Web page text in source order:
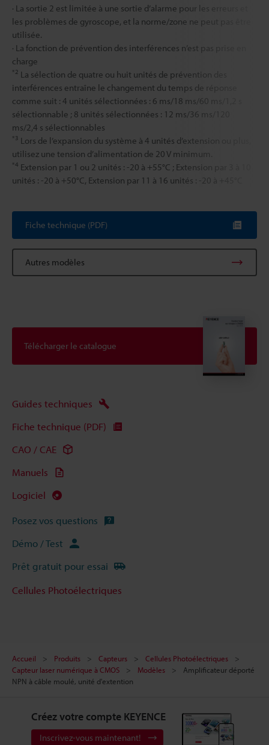
· La sortie 2 est limitée à une sortie d’alarme pour les erreurs et
les problèmes de gyroscope, et la norme/zone ne peut pas être
utilisée.
· La fonction de prévention des interférences n’est pas prise en
charge
*2 La sélection de quatre ou huit unités de prévention des
interférences entraîne le changement du temps de réponse
comme suit : 4 unités sélectionnées : 6 ms/18 ms/60 ms/1,2 s
sélectionnable ; 8 unités sélectionnées : 12 ms/36 ms/120
ms/2,4 s sélectionnables
*3 Lors de l’expansion du système à 4 unités d’extension ou plus,
utilisez une tension d’alimentation de 20 V minimum.
*4 Extension par 1 ou 2 unités : -20 à +55°C ; Extension par 3 à 10
unités : -20 à +50°C, Extension par 11 à 16 unités : -20 à +45°C
Fiche technique (PDF)
Autres modèles
Télécharger le catalogue
Guides techniques
Fiche technique (PDF)
CAO / CAE
Manuels
Logiciel
Posez vos questions
Démo / Test
Prêt gratuit pour essai
Cellules Photoélectriques
Accueil Produits Capteurs
Cellules Photoélectriques
Capteur laser numérique à CMOS
Modèles
Amplificateur déporté
NPN à câble moulé, unité d'extention
Créez votre compte KEYENCE
Inscrivez-vous maintenant!